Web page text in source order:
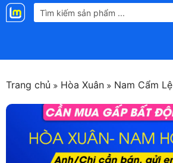
Landmap
Trang chủ Hòa Xuân Nam Cẩm Lệ